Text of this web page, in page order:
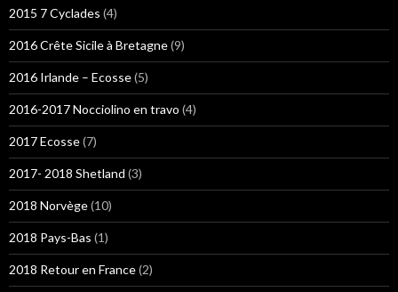
2015 7 Cyclades (4)
2016 Crête Sicile à Bretagne(9)
2016 Irlande – Ecosse(5)
2016-2017 Nocciolino en travo (4)
2017 Ecosse(7)
2017- 2018 Shetland (3)
2018 Norvège(10)
2018 Pays-Bas (1)
2018 Retour en France(2)